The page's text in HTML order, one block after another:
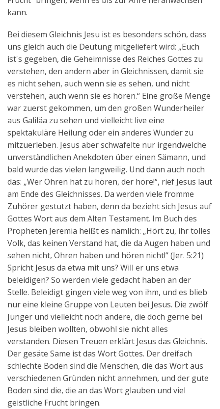
kann.
Bei diesem Gleichnis Jesu ist es besonders schön, dass
uns gleich auch die Deutung mitgeliefert wird: „Euch
ist's gegeben, die Geheimnisse des Reiches Gottes zu
verstehen, den andern aber in Gleichnissen, damit sie
es nicht sehen, auch wenn sie es sehen, und nicht
verstehen, auch wenn sie es hören.“ Eine große Menge
war zuerst gekommen, um den großen Wunderheiler
aus Galiläa zu sehen und vielleicht live eine
spektakuläre Heilung oder ein anderes Wunder zu
mitzuerleben. Jesus aber schwafelte nur irgendwelche
unverständlichen Anekdoten über einen Sämann, und
bald wurde das vielen langweilig. Und dann auch noch
das: „Wer Ohren hat zu hören, der höre!“, rief Jesus laut
am Ende des Gleichnisses. Da werden viele fromme
Zuhörer gestutzt haben, denn da bezieht sich Jesus auf
Gottes Wort aus dem Alten Testament. Im Buch des
Propheten Jeremia heißt es nämlich: „Hört zu, ihr tolles
Volk, das keinen Verstand hat, die da Augen haben und
sehen nicht, Ohren haben und hören nicht!“ (Jer. 5:21)
Spricht Jesus da etwa mit uns? Will er uns etwa
beleidigen? So werden viele gedacht haben an der
Stelle. Beleidigt gingen viele weg von ihm, und es blieb
nur eine kleine Gruppe von Leuten bei Jesus. Die zwölf
Jünger und vielleicht noch andere, die doch gerne bei
Jesus bleiben wollten, obwohl sie nicht alles
verstanden. Diesen Treuen erklärt Jesus das Gleichnis.
Der gesäte Same ist das Wort Gottes. Der dreifach
schlechte Boden sind die Menschen, die das Wort aus
verschiedenen Gründen nicht annehmen, und der gute
Boden sind die, die an das Wort glauben und viel
geistliche Frucht bringen.